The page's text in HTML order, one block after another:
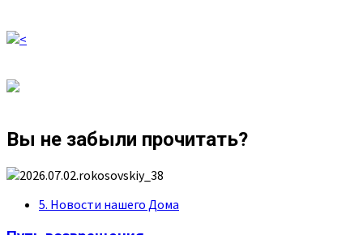
Вы не забыли прочитать?
5. Новости нашего Дома